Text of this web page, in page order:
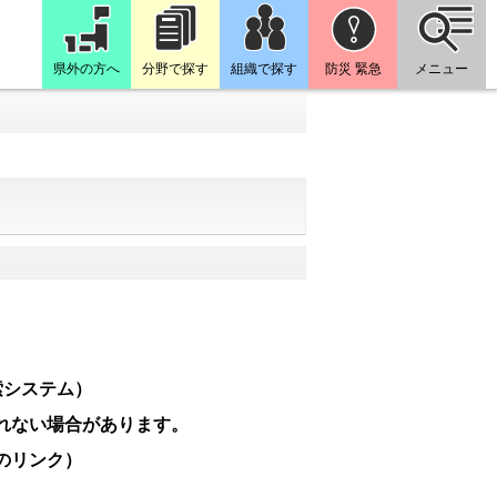
県外の方へ 分野で探す 組織で探す 防災 緊急 メニュー
ステム）
い場合があります。
ンク）